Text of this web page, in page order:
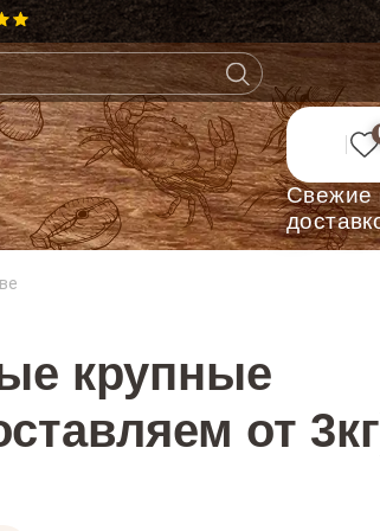
Cвежие
крупные
от